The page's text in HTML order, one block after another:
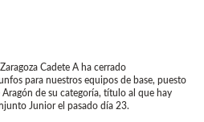
Cadete A ha cerrado
para nuestros equipos de base, puesto
de su categoría, título al que hay
Junior el pasado día 23.